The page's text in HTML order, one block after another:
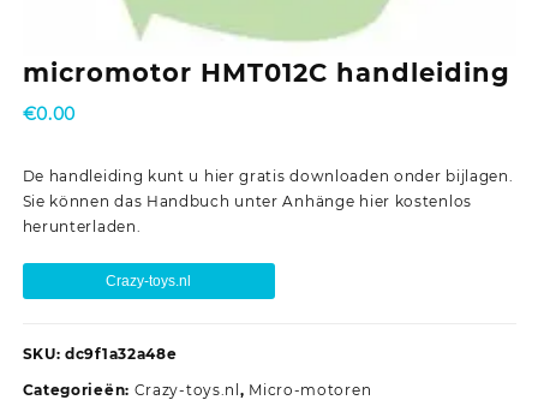
micromotor HMT012C handleiding
€0.00
De handleiding kunt u hier gratis downloaden onder bijlagen.
Sie können das Handbuch unter Anhänge hier kostenlos
herunterladen.
Crazy-toys.nl
SKU: dc9f1a32a48e
Categorieën: Crazy-toys.nl, Micro-motoren